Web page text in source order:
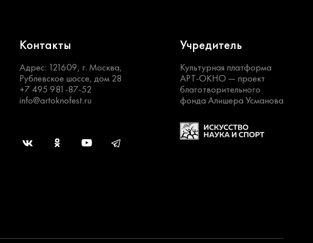
Контакты
Адрес: 121609, г. Москва,
Рублевское шоссе, дом 28
+7 495 981-87-52
info@artoknofest.ru
Учредитель
Культурная платформа
АРТ-ОКНО — проект
благотворительного
фонда Алишера Усманова